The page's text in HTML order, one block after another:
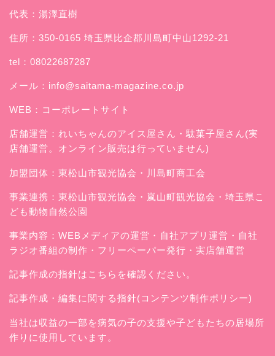
代表：湯澤直樹
住所：350-0165 埼玉県比企郡川島町中山1292-21
tel：08022687287
メール： info@saitama-magazine.co.jp
WEB： コーポレートサイト
店舗運営： れいちゃんのアイス屋さん ・駄菓子屋さん(実
店舗運営。オンライン販売は行っていません)
加盟団体：東松山市観光協会・川島町商工会
事業連携：東松山市観光協会・嵐山町観光協会・埼玉県こ
ども動物自然公園
事業内容：WEBメディアの運営・自社アプリ運営・自社
ラジオ番組の制作・フリーペーパー発行・実店舗運営
記事作成の指針はこちらを確認ください。
記事作成・編集に関する指針(コンテンツ制作ポリシー)
当社は収益の一部を病気の子の支援や子どもたちの居場所
作りに使用しています。